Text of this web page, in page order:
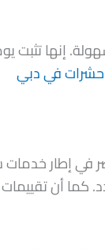
إنها تثبت
في دبي
في إطار
كما أن